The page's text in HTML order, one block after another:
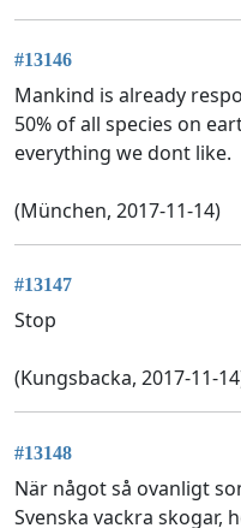
#13146
Mankind is already
50% of all species on
everything we dont like.
(München, 2017-11-14)
#13147
Stop
(Kungsbacka, 2017-11-
#13148
När något så ovanligt
Svenska vackra skogar,